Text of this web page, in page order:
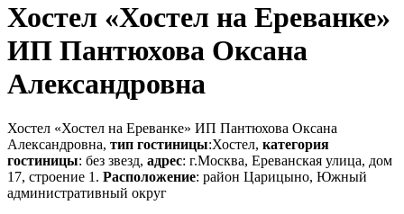
Хостел «Хостел на Ереванке»
ИП Пантюхова Оксана
Александровна
Хостел «Хостел на Ереванке» ИП Пантюхова Оксана
Александровна, тип гостиницы:Хостел, категория
гостиницы: без звезд, адрес: г.Москва, Ереванская улица, дом
17, строение 1. Расположение: район Царицыно, Южный
административный округ